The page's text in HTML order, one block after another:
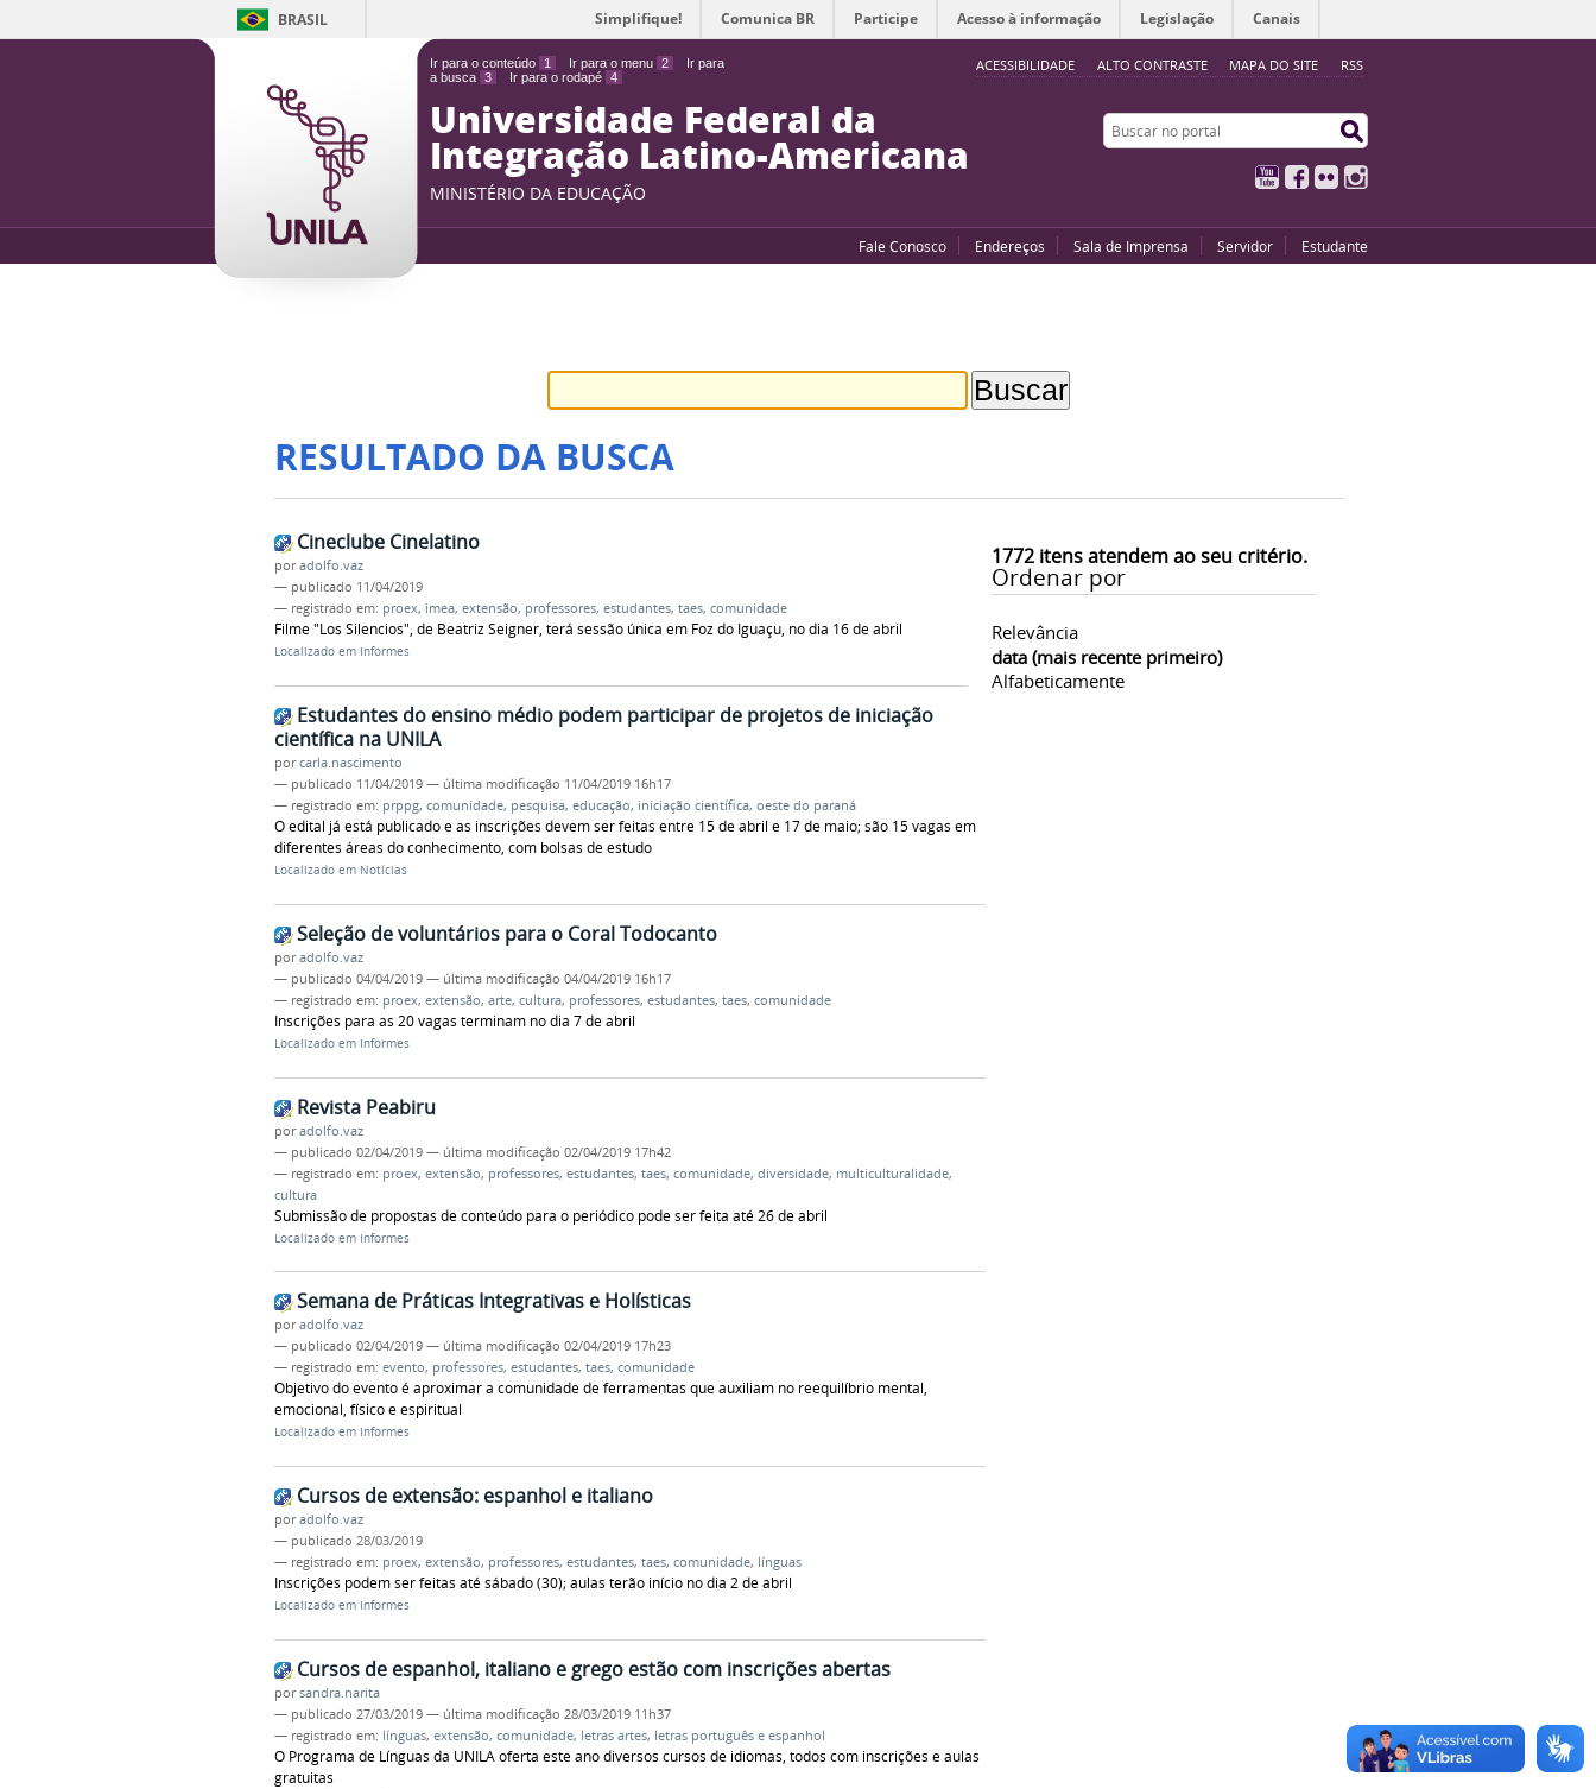
Ir para o conteúdo 1 Ir para o menu 2
Ir para
a busca 3 Ir para o rodapé 4
ACESSIBILIDADE ALTO CONTRASTE MAPA DO SITE RSS
BRASIL Simplifique! Comunica BR Participe Acesso à informação Legislação Canais
Universidade Federal da
Integração Latino-Americana
MINISTÉRIO DA EDUCAÇÃO
Buscar no portal
YouTubeFacebook
Flickr
Fale Conosco Endereços Sala de Imprensa Servidor Estudante
RESULTADO DA BUSCA
1772itens atendem ao seu critério.
Ordenar por
Relevância
data (mais recente primeiro)
Alfabeticamente
Cineclube Cinelatino
poradolfo.vaz
— publicado 11/04/2019
— registrado em: proex, imea, extensão, professores, estudantes, taes, comunidade
Filme "Los Silencios", de Beatriz Seigner, terá sessão única em Foz do Iguaçu, no dia 16 de abril
Localizado em Informes
Estudantes do ensino médio podem participar de projetos de iniciação
científica na UNILA
porcarla.nascimento
— publicado 11/04/2019 — última modificação 11/04/2019 16h17
— registrado em: prppg, comunidade, pesquisa, educação, iniciação científica, oeste do paraná
O edital já está publicado e as inscrições devem ser feitas entre 15 de abril e 17 de maio; são 15 vagas em
diferentes áreas do conhecimento, com bolsas de estudo
Localizado em Notícias
Seleção de voluntários para o Coral Todocanto
poradolfo.vaz
— publicado 04/04/2019 — última modificação 04/04/2019 16h17
— registrado em: proex, extensão, arte, cultura, professores, estudantes, taes, comunidade
Inscrições para as 20 vagas terminam no dia 7 de abril
Localizado em Informes
Revista Peabiru
poradolfo.vaz
— publicado 02/04/2019 — última modificação 02/04/2019 17h42
— registrado em: proex, extensão, professores, estudantes, taes, comunidade, diversidade, multiculturalidade,
cultura
Submissão de propostas de conteúdo para o periódico pode ser feita até 26 de abril
Localizado em Informes
Semana de Práticas Integrativas e Holísticas
poradolfo.vaz
— publicado 02/04/2019 — última modificação 02/04/2019 17h23
— registrado em: evento, professores, estudantes, taes, comunidade
Objetivo do evento é aproximar a comunidade de ferramentas que auxiliam no reequilíbrio mental,
emocional, físico e espiritual
Localizado em Informes
Cursos de extensão: espanhol e italiano
poradolfo.vaz
— publicado 28/03/2019
— registrado em: proex, extensão, professores, estudantes, taes, comunidade, línguas
Inscrições podem ser feitas até sábado (30); aulas terão início no dia 2 de abril
Localizado em Informes
Cursos de espanhol, italiano e grego estão com inscrições abertas
porsandra.narita
— publicado 27/03/2019 — última modificação 28/03/2019 11h37
— registrado em: línguas, extensão, comunidade, letras artes, letras português e espanhol
O Programa de Línguas da UNILA oferta este ano diversos cursos de idiomas, todos com inscrições e aulas
gratuitas